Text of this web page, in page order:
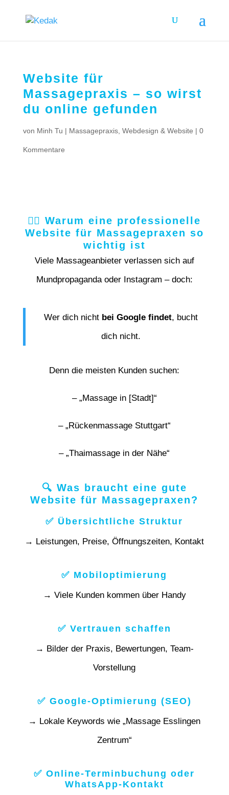
Website für
Massagepraxis – so wirst
du online gefunden
von Minh Tu | Massagepraxis, Webdesign & Website | 0
Kommentare
💆‍♀️ Warum eine professionelle
Website für Massagepraxen so
wichtig ist
Viele Massageanbieter verlassen sich auf
Mundpropaganda oder Instagram – doch:
Wer dich nicht bei Google findet, bucht
dich nicht.
Denn die meisten Kunden suchen:
– „Massage in [Stadt]“
– „Rückenmassage Stuttgart“
– „Thaimassage in der Nähe“
🔍 Was braucht eine gute
Website für Massagepraxen?
✅ Übersichtliche Struktur
→ Leistungen, Preise, Öffnungszeiten, Kontakt
✅ Mobiloptimierung
→ Viele Kunden kommen über Handy
✅ Vertrauen schaffen
→ Bilder der Praxis, Bewertungen, Team-
Vorstellung
✅ Google-Optimierung (SEO)
→ Lokale Keywords wie „Massage Esslingen
Zentrum“
✅ Online-Terminbuchung oder
WhatsApp-Kontakt